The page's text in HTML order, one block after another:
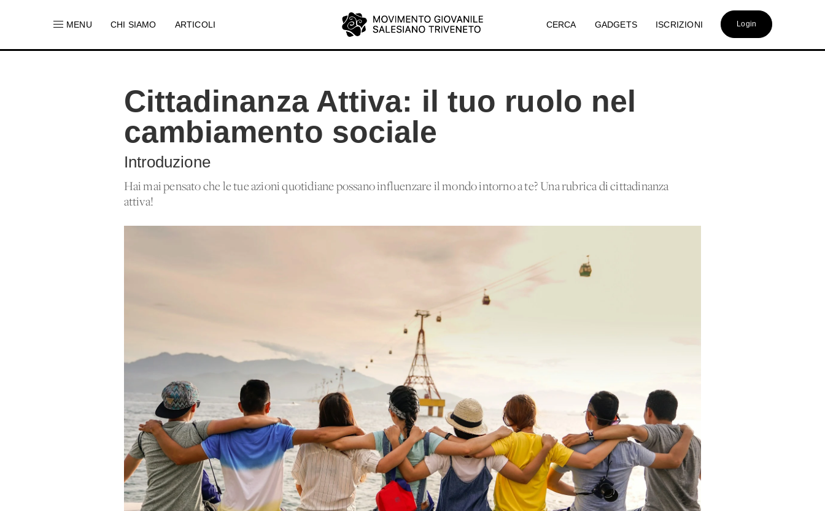
MENU CHI SIAMO ARTICOLI CERCA GADGETS ISCRIZIONI Login
Cittadinanza Attiva: il tuo ruolo nel
cambiamento sociale
Introduzione
Hai mai pensato che le tue azioni quotidiane possano influenzare il mondo intorno a te? Una rubrica di cittadinanza
attiva!